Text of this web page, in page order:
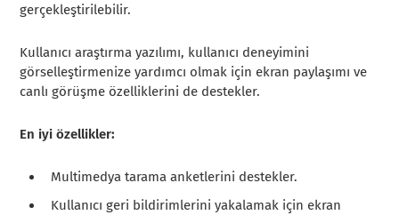
gerçekleştirilebilir.
Kullanıcı araştırma yazılımı, kullanıcı deneyimini
görselleştirmenize yardımcı olmak için ekran paylaşımı ve
canlı görüşme özelliklerini de destekler.
En iyi özellikler:
Multimedya tarama anketlerini destekler.
Kullanıcı geri bildirimlerini yakalamak için ekran